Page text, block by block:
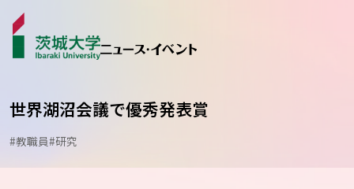
ニュース
世界湖沼会議で優秀発表賞
#教職員#研究